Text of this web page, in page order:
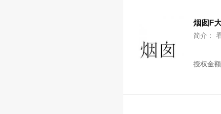
烟囱F
简介：
授权金